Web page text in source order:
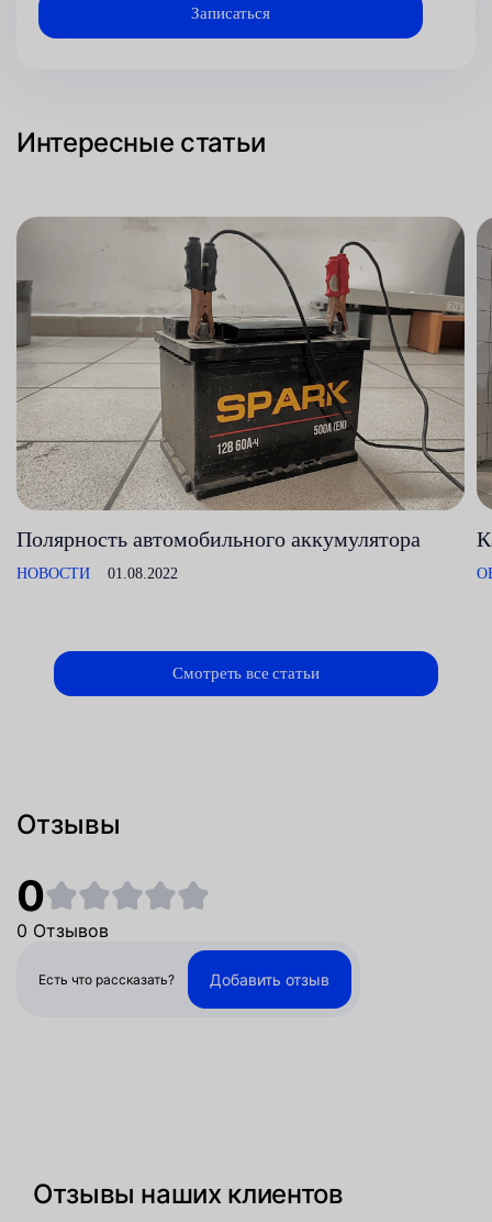
Интересные статьи
Полярность автомобильного аккумулятора
НОВОСТИ 01.08.2022
Смотреть все статьи
Отзывы
0
0 Отзывов
Есть что рассказать? Добавить отзыв
Отзывы наших клиентов